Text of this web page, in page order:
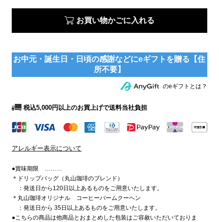
お買い物かごに入れる
のeギフトとは？
税込5,000円以上のお買上げで送料当社負担
アレルギー表示について
●賞味期限 ………
＊ドリップバッグ（丸山珈琲のブレンド）
：発送日から120日以上あるものをご用意いたします。
＊丸山珈琲オリジナル コーヒーバームクーヘン
：発送日から 35日以上あるものをご用意いたします。
●こちらの商品は他商品とおまとめした包装はご容赦いただいておりま